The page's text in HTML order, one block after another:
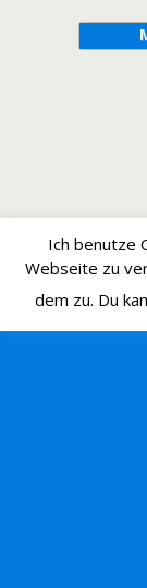
Ich benutze
Webseite zu
dem zu. Du